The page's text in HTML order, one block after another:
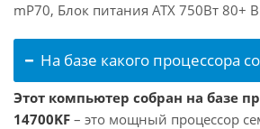
mP70, Блок питания ATX 750Вт 80+
На базе какого процессора
Этот компьютер собран на базе
14700KF – это мощный процессор